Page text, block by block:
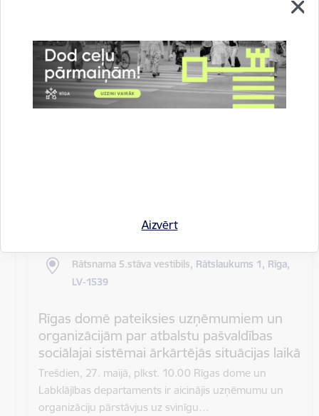
Aizvērt
14.sēde (ārkārtas)
Sēdes darba kārtība: Grozījumi Rīgas domes 2016.
gada 19. aprīļa saistošajos noteikumos Nr. 198 "Par
kārtību, kādā tiek…
Rātsnama 5.stāva vestibils, Rātslaukums 1, Rīga,
LV-1539
Rīgas domē pateiksies uzņēmumiem un
organizācijām par atbalstu pašvaldības
sociālajai sistēmai ārkārtējās situācijas laikā
Trešdien, 27. maijā, plkst. 10.00 Rīgas dome un
Labklājības departaments ir aicinājis uzņēmumu un
organizāciju pārstāvjus uz svinīgu…